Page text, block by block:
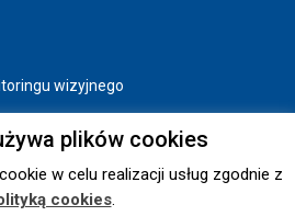
wizyjnego
© 2026 UG BUDZÓW.
plików cookies
w celu realizacji usług zgodnie z
cookies.